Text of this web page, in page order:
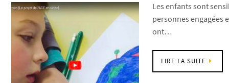
Les enfants sont
personnes engagées
ont…
LIRE LA SUITE